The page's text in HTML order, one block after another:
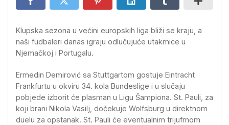
Klupska sezona u većini europskih liga bliži se kraju, a
naši fudbaleri danas igraju odlučujuće utakmice u
Njemačkoj i Portugalu.
Ermedin Demirović sa Stuttgartom gostuje Eintracht
Frankfurtu u okviru 34. kola Bundeslige i u slučaju
pobjede izborit će plasman u Ligu Šampiona. St. Pauli, za
koji brani Nikola Vasilj, dočekuje Wolfsburg u direktnom
duelu za opstanak. St. Pauli će eventualnim trijufmom